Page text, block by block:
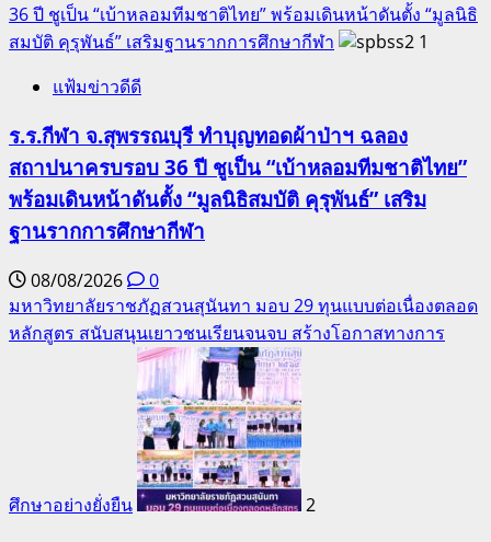
36 ปี ชูเป็น “เบ้าหลอมทีมชาติไทย” พร้อมเดินหน้าดันตั้ง “มูลนิธิ
สมบัติ คุรุพันธ์” เสริมฐานรากการศึกษากีฬา
1
แฟ้มข่าวดีดี
ร.ร.กีฬา จ.สุพรรณบุรี ทำบุญทอดผ้าป่าฯ ฉลอง
สถาปนาครบรอบ 36 ปี ชูเป็น “เบ้าหลอมทีมชาติไทย”
พร้อมเดินหน้าดันตั้ง “มูลนิธิสมบัติ คุรุพันธ์” เสริม
ฐานรากการศึกษากีฬา
08/08/2026
0
มหาวิทยาลัยราชภัฏสวนสุนันทา มอบ 29 ทุนแบบต่อเนื่องตลอด
หลักสูตร สนับสนุนเยาวชนเรียนจนจบ สร้างโอกาสทางการ
ศึกษาอย่างยั่งยืน
2